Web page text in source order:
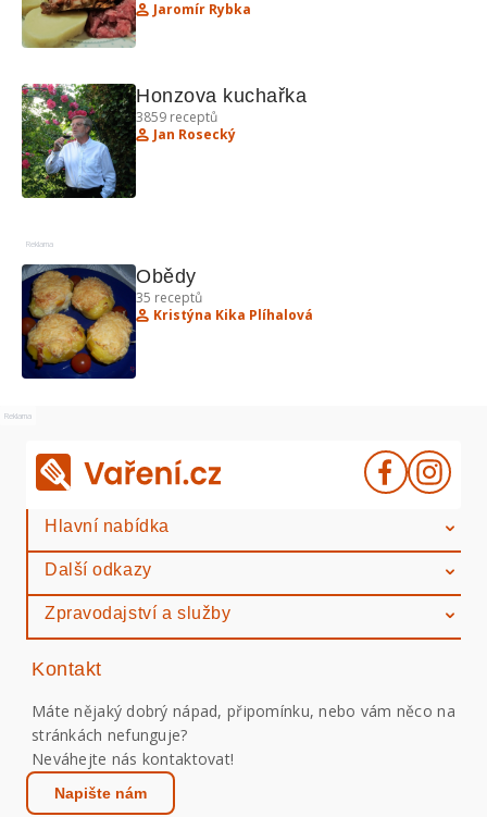
Jaromír Rybka
Honzova kuchařka
3859 receptů
Jan Rosecký
Reklama
Obědy
35 receptů
Kristýna Kika Plíhalová
Reklama
Hlavní nabídka
Další odkazy
Zpravodajství a služby
Kontakt
Máte nějaký dobrý nápad, připomínku, nebo vám něco na
stránkách nefunguje?
Neváhejte nás kontaktovat!
Napište nám